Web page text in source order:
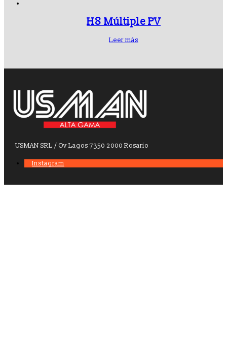
H8 Múltiple PV
Leer más
USMAN SRL / Ov Lagos 7350 2000 Rosario
Instagram